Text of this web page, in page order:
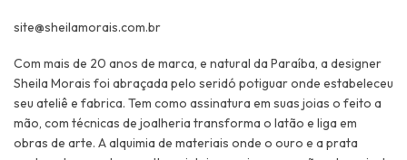
site@sheilamorais.com.br
Com mais de 20 anos de marca, e natural da Paraíba, a designer
Sheila Morais foi abraçada pelo seridó potiguar onde estabeleceu
seu ateliê e fabrica. Tem como assinatura em suas joias o feito a
mão, com técnicas de joalheria transforma o latão e liga em
obras de arte. A alquimia de materiais onde o ouro e a prata